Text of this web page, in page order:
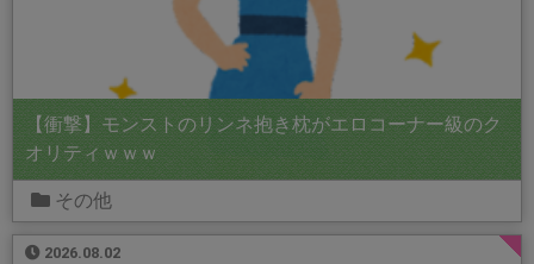
【衝撃】モンストのリンネ抱き枕がエロコーナー級のク
オリティｗｗｗ
その他
2026.08.02